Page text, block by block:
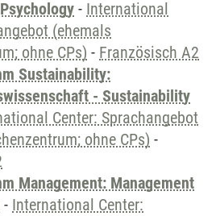
- International
(ehemals
ohne CPs) - Französisch A2
Sustainability:
- Sustainability
Center: Sprachangebot
ohne CPs) -
Management: Management
- International Center: